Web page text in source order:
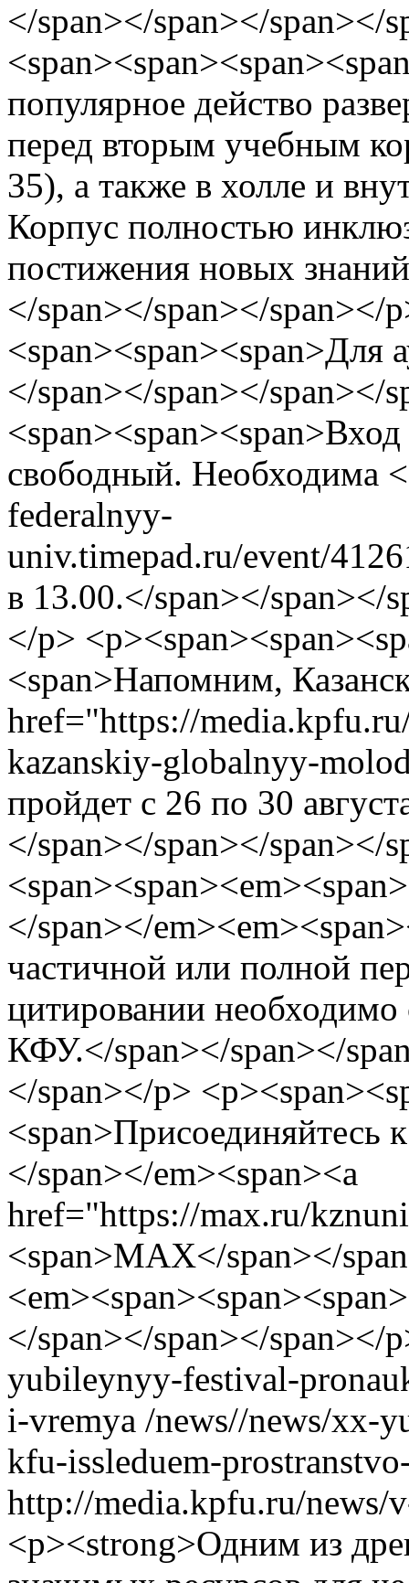
</span></span></span></
популярное действо
перед вторым учебным
35), а также в холле и
Корпус полностью
постижения новых
</span></span></span></
<span><span><span>Для
</span></span></span></
свободный. Необходима
federalnyy-
univ.timepad.ru/event/
в 13.00.</span></span></
</p>
<span>Напомним,
href="https://
kazanskiy-globalnyy-
пройдет с 26 по 30
</span></span></span></
</span></
частичной или полной
цитировании необходимо
КФУ.</span></span></
</span></p>
<span>Присоединяйтесь
</span></em><span><a
href="https://max.ru/
<span>MAX</span></
</span></span></span></
yubileynyy-festival-
i-vremya /news//news/xx-
kfu-issleduem-
http://media.kpfu.ru/
<p><strong>Одним из